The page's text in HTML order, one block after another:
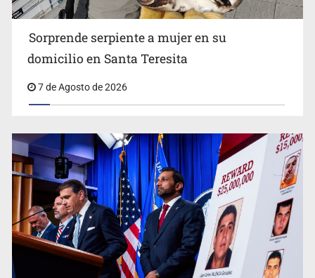
Procesan a el “R1”, presunto líder criminal en Jalisco y
Michoacán
Sorprende serpiente a mujer en su
domicilio en Santa Teresita
7 de Agosto de 2026